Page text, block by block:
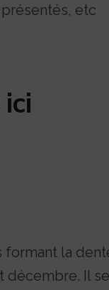
etc
la
décembre. Il